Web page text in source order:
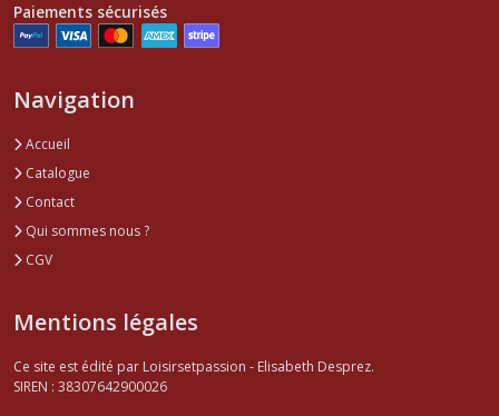
Paiements sécurisés
Navigation
Accueil
Catalogue
Contact
Qui sommes nous ?
CGV
Mentions légales
Ce site est édité par Loisirsetpassion - Elisabeth Desprez.
SIREN : 38307642900026